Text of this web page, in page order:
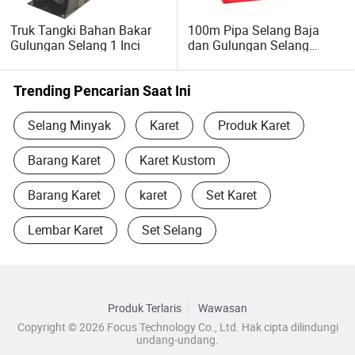
memperoleh reputasi sangat baik di Foreign Coupe.
Selamat datang di tempat kami, dan untuk kerjasama
lebih lanjut.
Truk Tangki Bahan Bakar
Gulungan Selang 1 Inci
100m Pipa Selang Baja
dan Gulungan Selang
Trending Pencarian Saat Ini
Selang Minyak Karet Produk Karet
Barang Karet Karet Kustom
Barang Karet karet Set Karet
Lembar Karet Set Selang
Produk Terlaris
Wawasan
Copyright © 2026 Focus Technology Co., Ltd. Hak cipta dilindungi
undang-undang.